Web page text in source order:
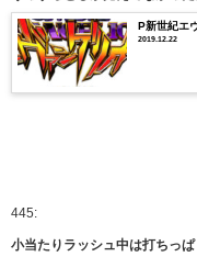
P新世紀エ
2019.12.22
445:
小当たりラッシュ中は打ちっ